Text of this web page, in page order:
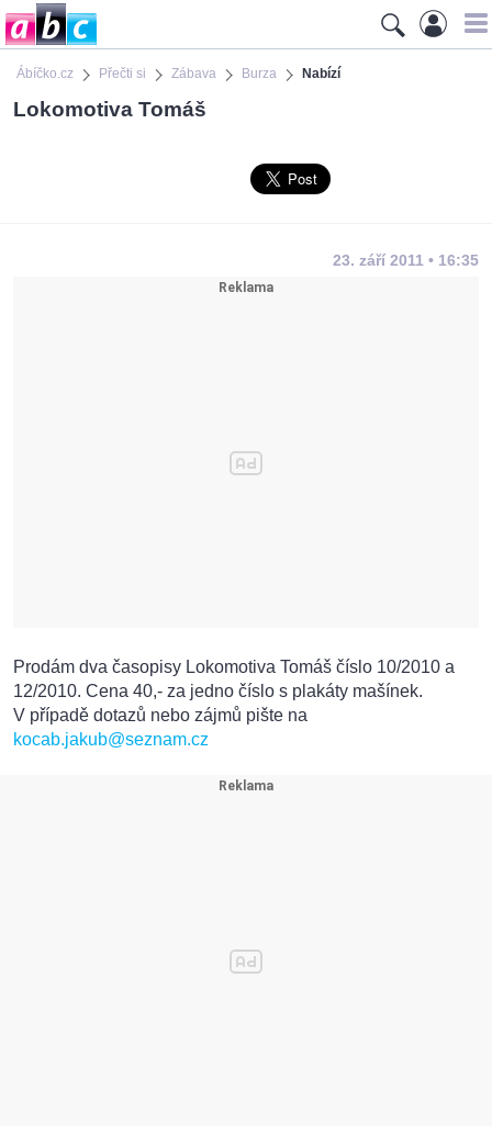
Ábíčko.cz Přečti si Zábava Burza Nabízí
Lokomotiva Tomáš
23. září 2011 • 16:35
Prodám dva časopisy Lokomotiva Tomáš číslo 10/2010 a
12/2010. Cena 40,- za jedno číslo s plakáty mašínek.
V případě dotazů nebo zájmů pište na
kocab.jakub@seznam.cz